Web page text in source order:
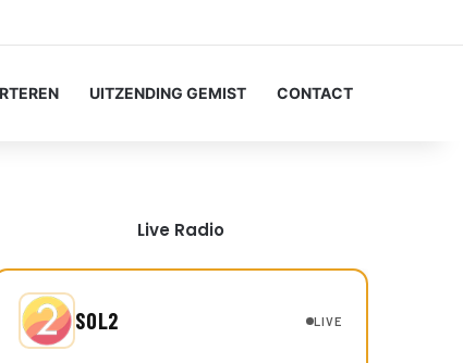
UITZENDING GEMIST CONTACT
Live Radio
SOL2 LIVE